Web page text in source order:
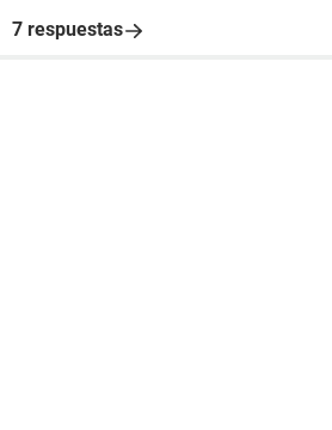
7 respuestas